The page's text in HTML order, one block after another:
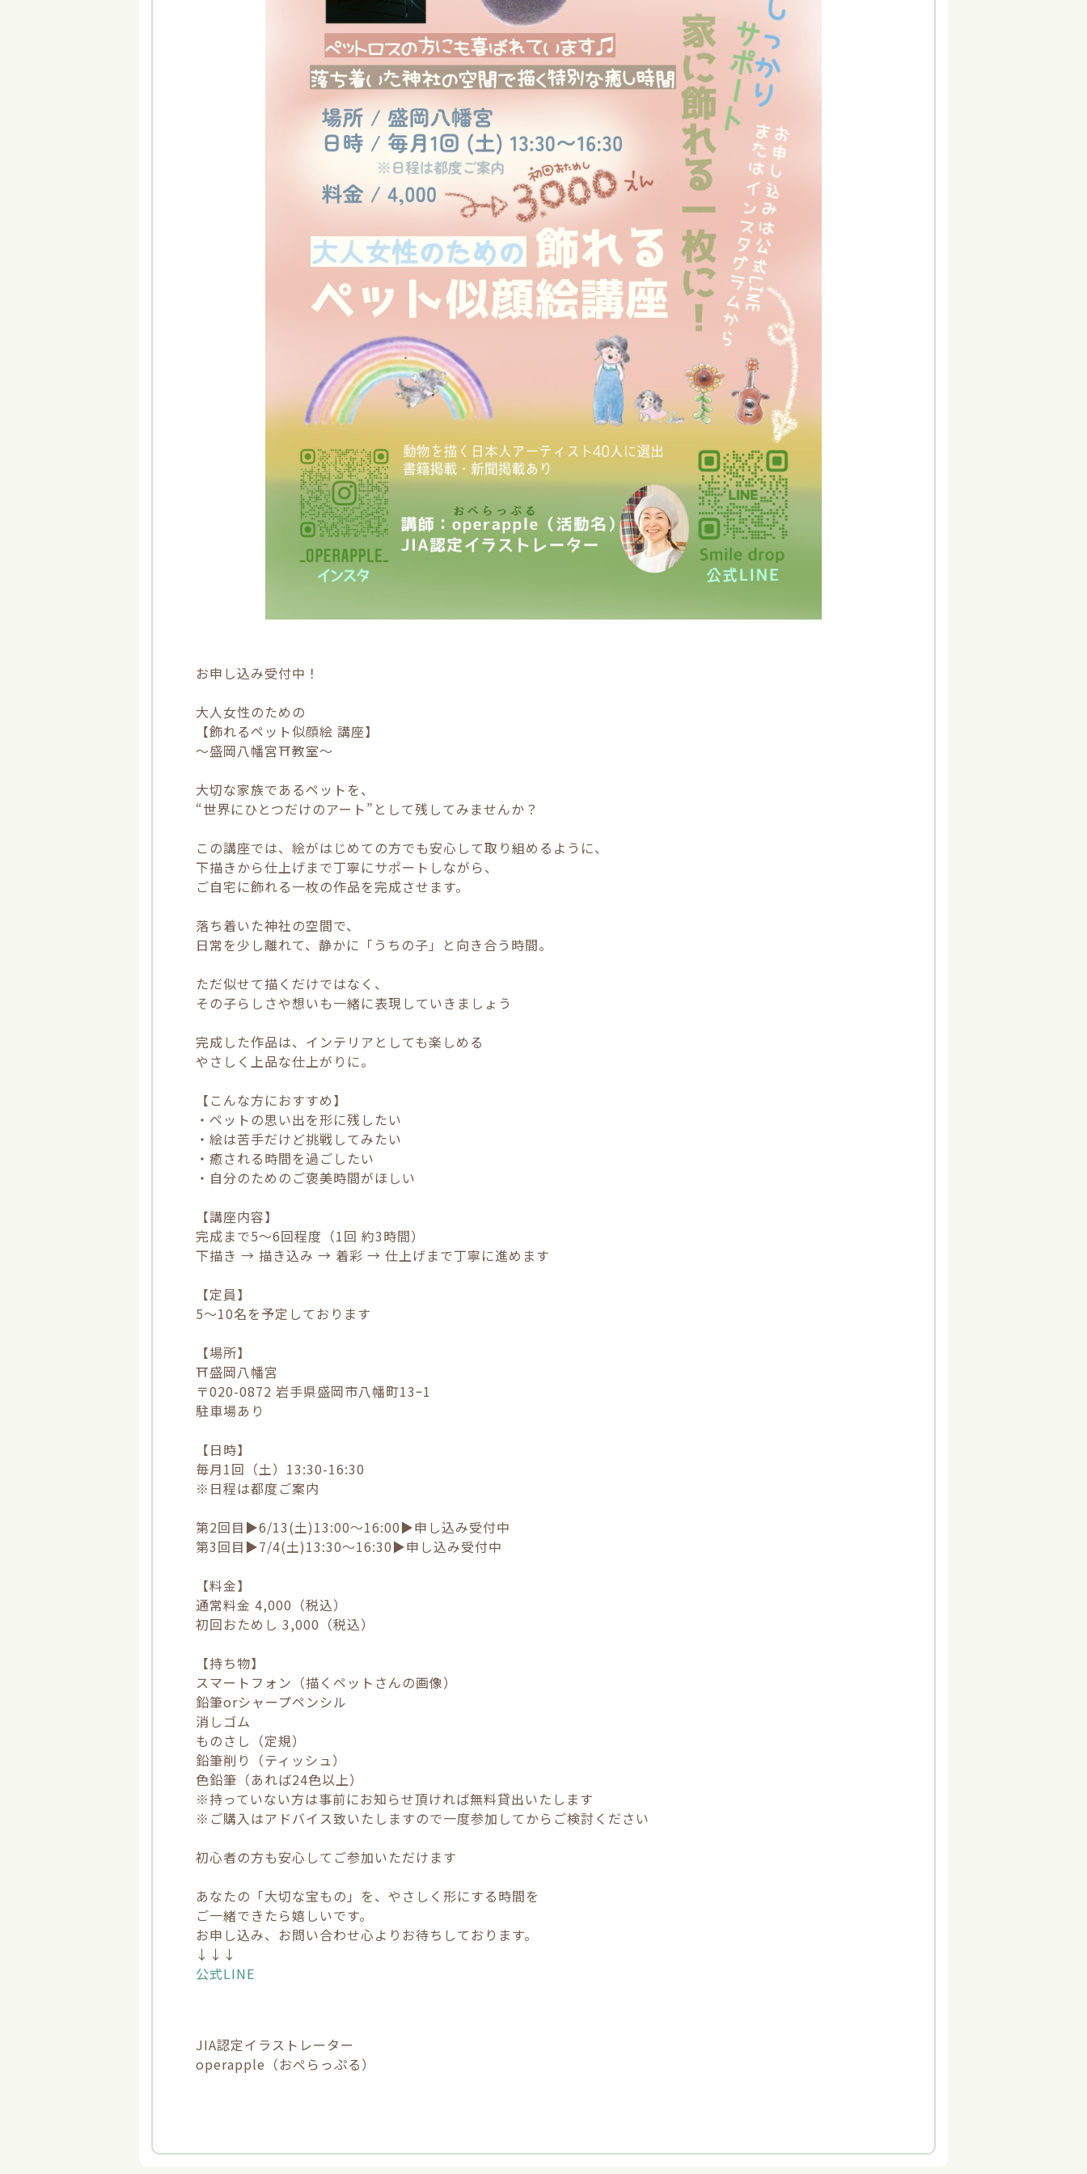
お申し込み受付中！
大人女性のための
【飾れるペット似顔絵 講座】
～盛岡八幡宮⛩教室～
大切な家族であるペットを、
“世界にひとつだけのアート”として残してみませんか？
この講座では、絵がはじめての方でも安心して取り組めるように、
下描きから仕上げまで丁寧にサポートしながら、
ご自宅に飾れる一枚の作品を完成させます。
落ち着いた神社の空間で、
日常を少し離れて、静かに「うちの子」と向き合う時間。
ただ似せて描くだけではなく、
その子らしさや想いも一緒に表現していきましょう
完成した作品は、インテリアとしても楽しめる
やさしく上品な仕上がりに。
【こんな方におすすめ】
・ペットの思い出を形に残したい
・絵は苦手だけど挑戦してみたい
・癒される時間を過ごしたい
・自分のためのご褒美時間がほしい
【講座内容】
完成まで5～6回程度（1回 約3時間）
下描き → 描き込み → 着彩 → 仕上げまで丁寧に進めます
【定員】
5～10名を予定しております
【場所】
⛩盛岡八幡宮
〒020-0872 岩手県盛岡市八幡町13ｰ1
駐車場あり
【日時】
毎月1回（土）13:30-16:30
※日程は都度ご案内
第2回目▶︎6/13(土)13:00～16:00▶︎申し込み受付中
第3回目▶︎7/4(土)13:30～16:30▶︎申し込み受付中
【料金】
通常料金 4,000（税込）
初回おためし 3,000（税込）
【持ち物】
スマートフォン（描くペットさんの画像）
鉛筆orシャープペンシル
消しゴム
ものさし（定規）
鉛筆削り（ティッシュ）
色鉛筆（あれば24色以上）
※持っていない方は事前にお知らせ頂ければ無料貸出いたします
※ご購入はアドバイス致いたしますので一度参加してからご検討ください
初心者の方も安心してご参加いただけます
あなたの「大切な宝もの」を、やさしく形にする時間を
ご一緒できたら嬉しいです。
お申し込み、お問い合わせ心よりお待ちしております。
↓↓↓
公式LINE
JIA認定イラストレーター
operapple（おぺらっぷる）